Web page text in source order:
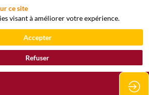
ce site
visant à améliorer votre expérience.
Accepter
Refuser